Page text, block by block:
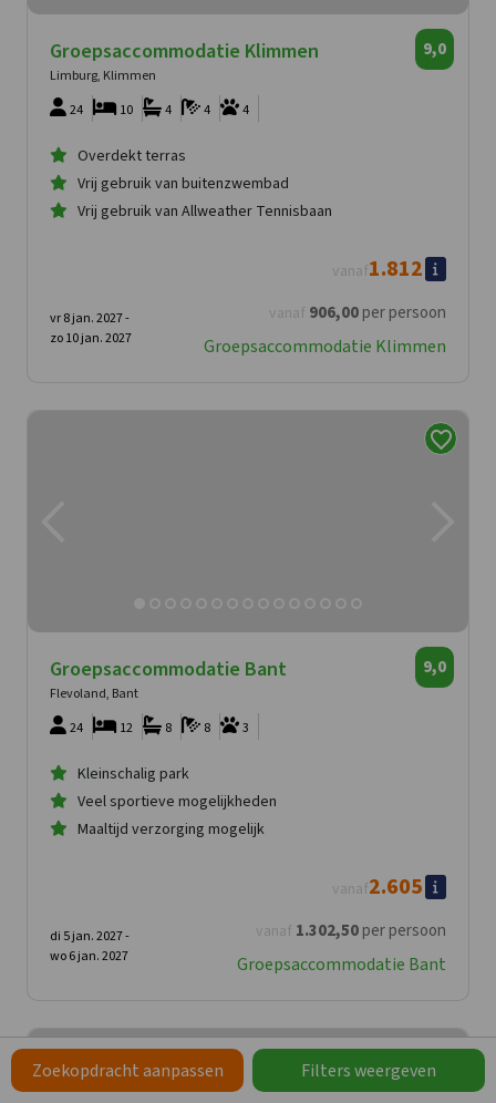
Groepsaccommodatie Klimmen
Limburg, Klimmen
9,0
24 4
4
4
10
Overdekt terras
Vrij gebruik van buitenzwembad
Vrij gebruik van Allweather Tennisbaan
vanaf 906,00per persoon
vanaf1.812
vr 8 jan. 2027 -
zo 10 jan. 2027
Groepsaccommodatie Klimmen
Groepsaccommodatie Bant
Flevoland, Bant
9,0
24 3
8
8
12
Kleinschalig park
Veel sportieve mogelijkheden
Maaltijd verzorging mogelijk
vanaf 1.302,50per persoon
vanaf2.605
di 5 jan. 2027 -
wo 6 jan. 2027
Groepsaccommodatie Bant
Zoekopdracht aanpassen Filters weergeven